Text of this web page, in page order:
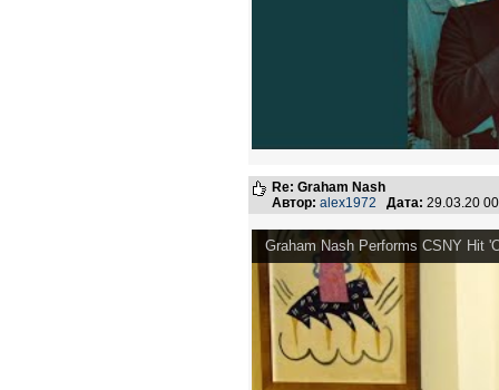
Re: Graham Nash
Автор: alex1972 Дата: 29.03.20
Graham Nash Performs CSNY Hit